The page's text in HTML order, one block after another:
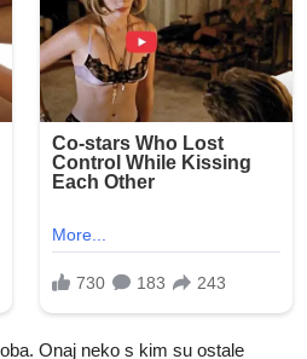
Onaj neko s kim su ostale